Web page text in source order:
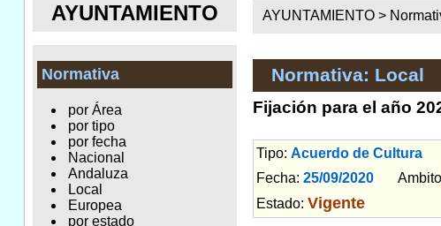
AYUNTAMIENTO
Normativa
por Área
por tipo
por fecha
Nacional
Andaluza
Local
Europea
por estado
AYUNTAMIENTO >
Normativa: Local
Fijación para el año
Tipo: Acuerdo de Cultura
Fecha: 25/09/2020
Estado: Vigente